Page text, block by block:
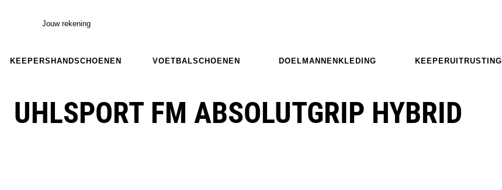
Jouw rekening
KEEPERSHANDSCHOENEN VOETBALSCHOENEN DOELMANNENKLEDING KEEPERUITRUSTING
UHLSPORT FM ABSOLUTGRIP HYBRID